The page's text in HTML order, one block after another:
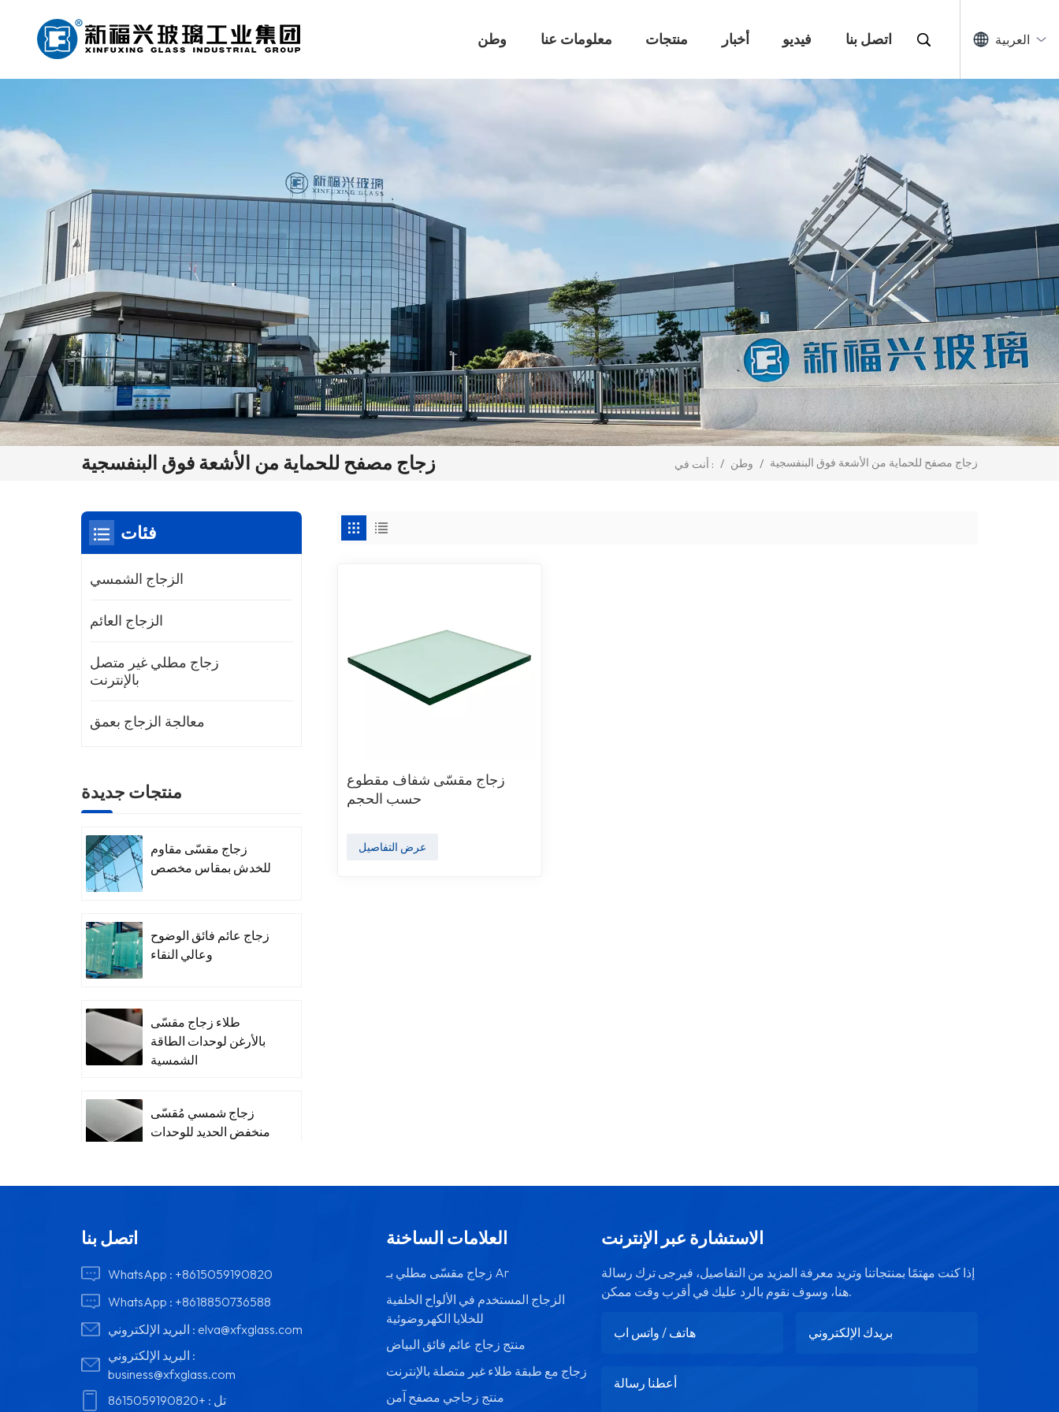
وطن معلومات عنا منتجات أخبار فيديو اتصل بنا العربية
زجاج مصفح للحماية من الأشعة فوق البنفسجية أنت في : / وطن / زجاج مصفح للحماية من الأشعة فوق البنفسجية
زجاج مقسّى شفاف مقطوع
حسب الحجم
عرض التفاصيل
فئات
الزجاج الشمسي
الزجاج العائم
زجاج مطلي غير متصل
بالإنترنت
معالجة الزجاج بعمق
منتجات جديدة
زجاج مقسّى مقاوم
للخدش بمقاس مخصص
زجاج عائم فائق الوضوح
وعالي النقاء
طلاء زجاج مقسّى
بالأرغن لوحدات الطاقة
الشمسية
زجاج شمسي مُقسّى
منخفض الحديد للوحدات
اتصل بنا
WhatsApp : +8615059190820
WhatsApp : +8618850736588
البريد الإلكتروني : elva@xfxglass.com
البريد الإلكتروني :
business@xfxglass.com
تل : +8615059190820
العلامات الساخنة
زجاج مقسّى مطلي بـ Ar
الزجاج المستخدم في الألواح الخلفية
للخلايا الكهروضوئية
منتج زجاج عائم فائق البياض
زجاج مع طبقة طلاء غير متصلة بالإنترنت
منتج زجاجي مصفح آمن
الاستشارة عبر الإنترنت
إذا كنت مهتمًا بمنتجاتنا وتريد معرفة المزيد من التفاصيل، فيرجى ترك رسالة
هنا، وسوف نقوم بالرد عليك في أقرب وقت ممكن.